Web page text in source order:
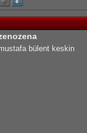
bülent keskin